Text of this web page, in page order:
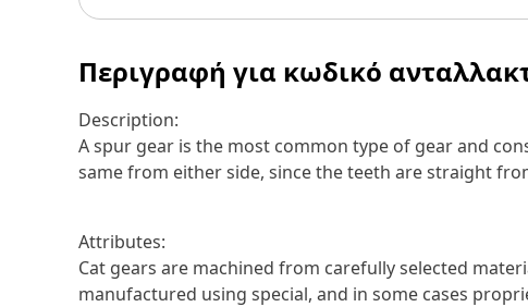
Περιγραφή για κωδικό
Description:
A spur gear is the most common type of gear and
same from either side, since the teeth are straight
Attributes:
Cat gears are machined from carefully selected
manufactured using special, and in some cases